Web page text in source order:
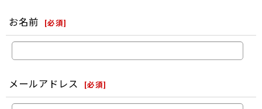
お名前 [必須]
メールアドレス [必須]